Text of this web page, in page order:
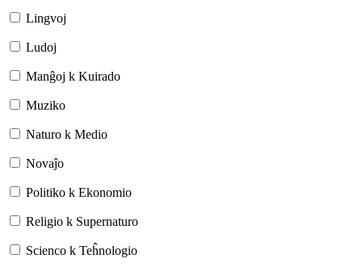
Lingvoj
Ludoj
Manĝoj k Kuirado
Muziko
Naturo k Medio
Novaĵo
Politiko k Ekonomio
Religio k Supernaturo
Scienco k Teĥnologio